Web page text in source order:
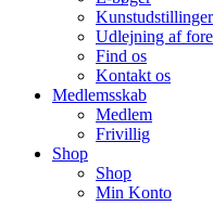
Kunstudstillinger
Udlejning af
Find os
Kontakt os
Medlemsskab
Medlem
Frivillig
Shop
Shop
Min Konto